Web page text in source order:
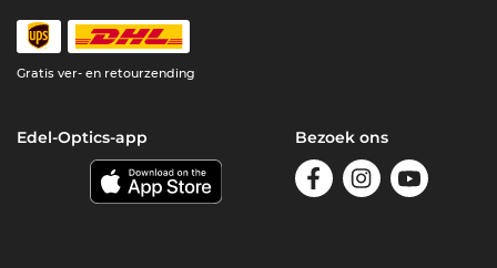
Gratis ver- en retourzending
Edel-Optics-app Bezoek ons